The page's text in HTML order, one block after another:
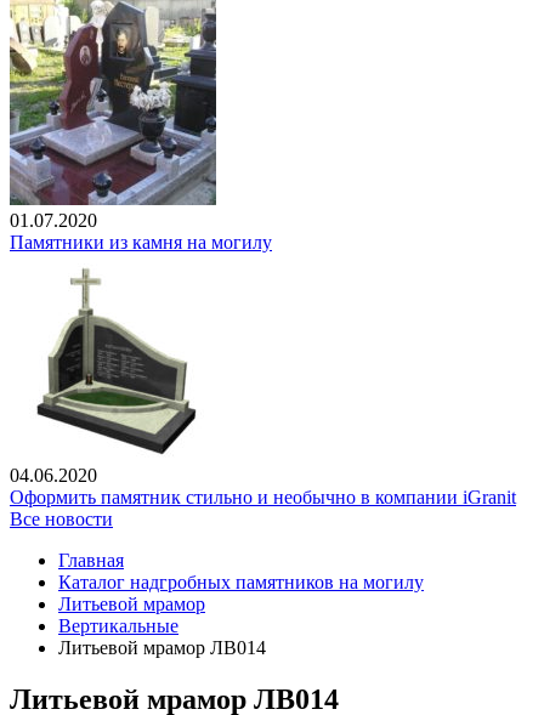
01.07.2020
Памятники из камня на могилу
04.06.2020
Оформить памятник стильно и необычно в компании iGranit
Все новости
Главная
Каталог надгробных памятников на могилу
Литьевой мрамор
Вертикальные
Литьевой мрамор ЛВ014
Литьевой мрамор ЛВ014